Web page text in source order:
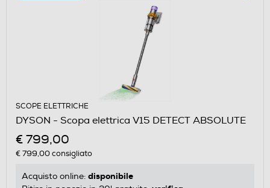
SCOPE ELETTRICHE
DYSON - Scopa elettrica V15 DETECT ABSOLUTE
€ 799,00
€ 799,00consigliato
Acquisto online: disponibile